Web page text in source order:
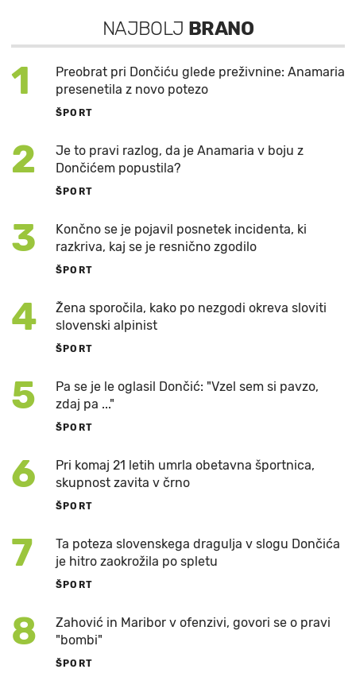
NAJBOLJ BRANO
1
Preobrat pri Dončiću glede preživnine: Anamaria
presenetila z novo potezo
ŠPORT
2
Je to pravi razlog, da je Anamaria v boju z
Dončićem popustila?
ŠPORT
3
Končno se je pojavil posnetek incidenta, ki
razkriva, kaj se je resnično zgodilo
ŠPORT
4
Žena sporočila, kako po nezgodi okreva sloviti
slovenski alpinist
ŠPORT
5
Pa se je le oglasil Dončić: "Vzel sem si pavzo,
zdaj pa ..."
ŠPORT
6
Pri komaj 21 letih umrla obetavna športnica,
skupnost zavita v črno
ŠPORT
7
Ta poteza slovenskega dragulja v slogu Dončića
je hitro zaokrožila po spletu
ŠPORT
8
Zahović in Maribor v ofenzivi, govori se o pravi
"bombi"
ŠPORT